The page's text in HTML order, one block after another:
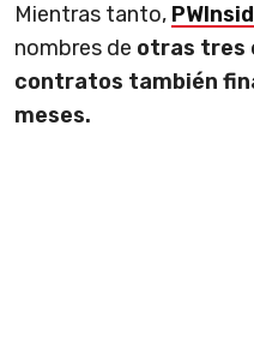
Mientras tanto,
nombres de otras tres
contratos también
meses.